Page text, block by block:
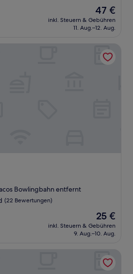
Der
Preis
beträgt
47 €
inkl. Steuern & Gebühren
11. Aug.–12. Aug.
Bowlingbahn entfernt
(22 Bewertungen)
Der
Preis
beträgt
25 €
inkl. Steuern & Gebühren
9. Aug.–10. Aug.